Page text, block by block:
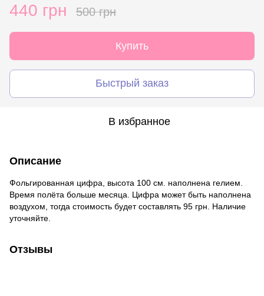
440 грн 500 грн
Купить
Быстрый заказ
В избранное
Описание
Фольгированная цифра, высота 100 см. наполнена гелием.
Время полёта больше месяца. Цифра может быть наполнена
воздухом, тогда стоимость будет составлять 95 грн. Наличие
уточняйте.
Отзывы